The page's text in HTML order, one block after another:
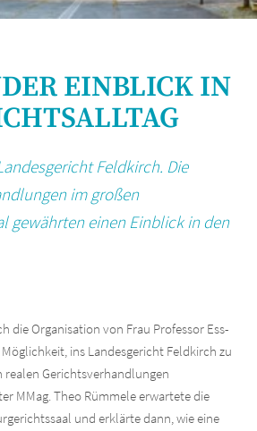
EINBLICK IN
Feldkirch. Die
im großen
gewährten einen Einblick in den
die Organisation von Frau Professor Ess-
Möglichkeit, ins Landesgericht Feldkirch zu
realen Gerichtsverhandlungen
MMag. Theo Rümmele erwartete die
und erklärte dann, wie eine